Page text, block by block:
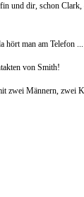
und dir, schon
hört man am Telefon ...
von Smith!
zwei Männern, zwei